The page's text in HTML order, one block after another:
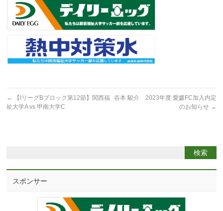
←
【IリーグBブロック第12節】関西福
祉大学A vs 甲南大学C
谷本 駿介 2023年度 愛媛FC加入内定
のお知らせ →
スポンサー